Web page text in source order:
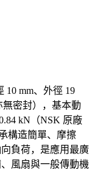
10 mm、外徑 19
無密封），基本動
kN（NSK 原廠
構造簡單、摩擦
負荷，是應用最廣
風扇與一般傳動機